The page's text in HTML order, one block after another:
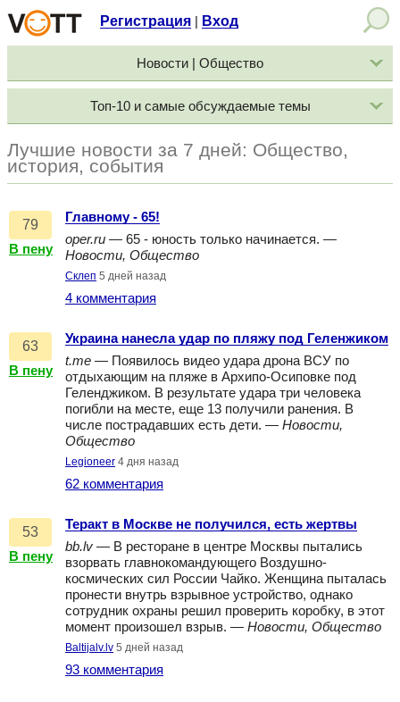
Регистрация Вход
Новости | Общество
Топ-10 и самые обсуждаемые темы
Лучшие новости за 7 дней: Общество,
история, события
79
В пену
Главному - 65!
oper.ru — 65 - юность только начинается. —
Новости, Общество
Склеп 5 дней назад
4 комментария
63
В пену
Украина нанесла удар по пляжу под Геленжиком
t.me — Появилось видео удара дрона ВСУ по
отдыхающим на пляже в Архипо-Осиповке под
Геленджиком. В результате удара три человека
погибли на месте, еще 13 получили ранения. В
числе пострадавших есть дети. — Новости,
Общество
Legioneer 4 дня назад
62 комментария
53
В пену
Теракт в Москве не получился, есть жертвы
bb.lv — В ресторане в центре Москвы пытались
взорвать главнокомандующего Воздушно-
космических сил России Чайко. Женщина пыталась
пронести внутрь взрывное устройство, однако
сотрудник охраны решил проверить коробку, в этот
момент произошел взрыв. — Новости, Общество
Baltijalv.lv 5 дней назад
93 комментария